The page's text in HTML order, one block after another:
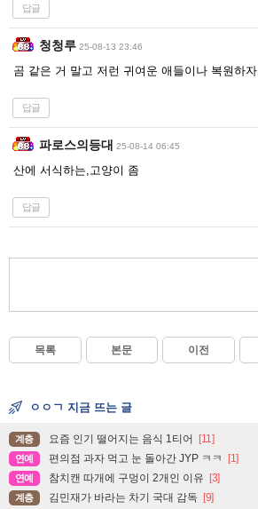
답글
청청루 25-08-13 23:46
곰 같은 거 말고 저런 귀여운 애들이나 복원하자.
답글
파로스의등대 25-08-14 06:45
산에 서식하는,고양이 좀
답글
목록 본문 이전
ㅇㅇㄱ 지금 뜨는 글
계층 요즘 인기 떨어지는 음식 1티어 [11]
연예 편의점 과자 먹고 눈 돌아간 JYP ㅋㅋ [1]
연예 참치캔 따개에 구멍이 2개인 이유 [3]
계층 김민재가 바라는 차기 국대 감독 [9]